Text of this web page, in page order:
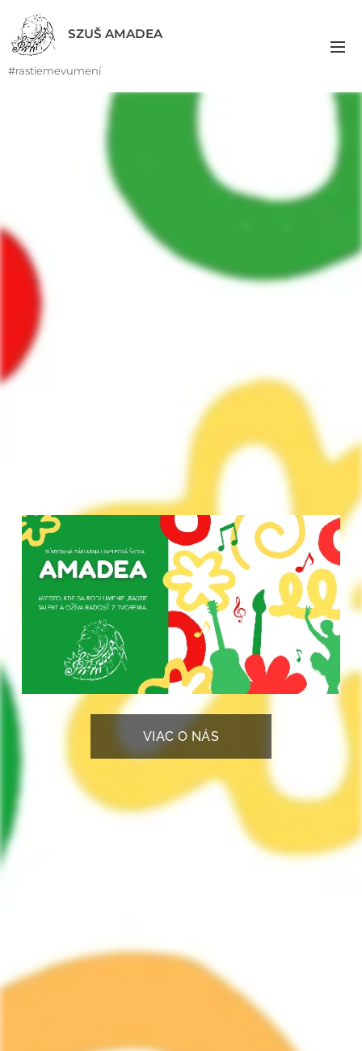
SZUŠ AMADEA
#rastiemevumení
VIAC O NÁS